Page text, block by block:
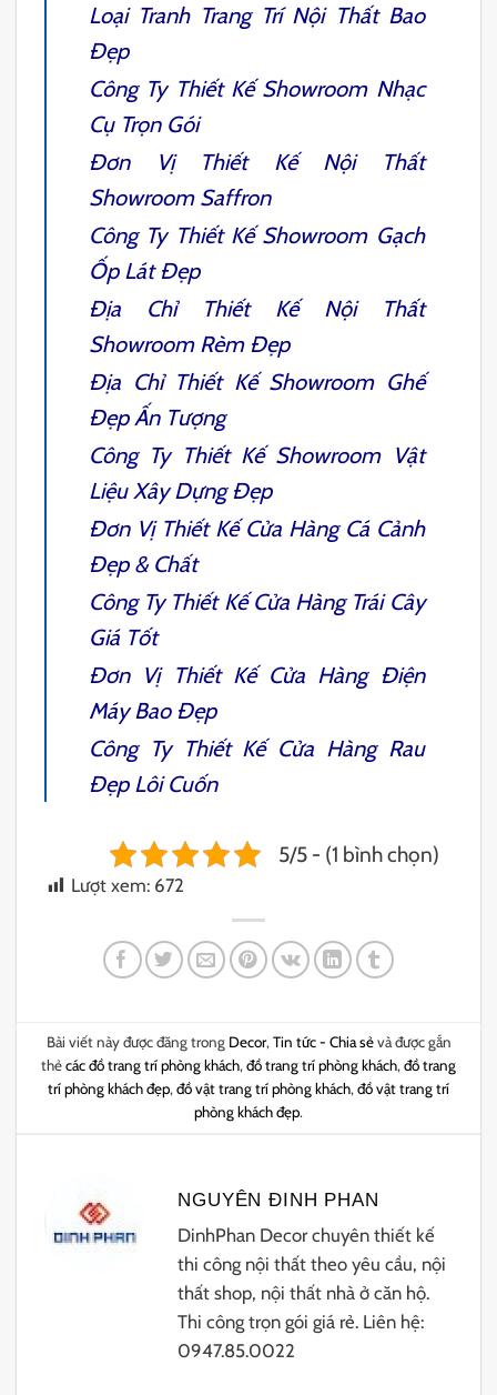
Loại Tranh Trang Trí Nội ThấtBao
Đẹp
Công Ty Thiết Kế Showroom Nhạc
CụTrọn Gói
Đơn Vị
Thiết Kế Nội Thất
Showroom Saffron
Công Ty Thiết Kế Showroom Gạch
Ốp LátĐẹp
Địa Chỉ
Thiết Kế Nội Thất
Showroom RèmĐẹp
Địa Chỉ Thiết Kế Showroom Ghế
Đẹp Ấn Tượng
Công Ty Thiết Kế Showroom Vật
Liệu Xây DựngĐẹp
Đơn Vị Thiết Kế Cửa Hàng Cá Cảnh
Đẹp & Chất
Công Ty Thiết Kế Cửa Hàng Trái Cây
Giá Tốt
Đơn Vị Thiết Kế Cửa Hàng Điện
MáyBao Đẹp
Công Ty Thiết Kế Cửa Hàng Rau
Đẹp Lôi Cuốn
5/5 - (1 bình chọn)
Lượt xem: 672
Bài viết này được đăng trong Decor, Tin tức - Chia sẻvà được gắn
thẻcác đồ trang trí phòng khách, đồ trang trí phòng khách, đồ trang
trí phòng khách đẹp, đồ vật trang trí phòng khách, đồ vật trang trí
phòng khách đẹp.
NGUYÊN ĐINH PHAN
DinhPhan Decor chuyên thiết kế
thi công nội thất theo yêu cầu, nội
thất shop, nội thất nhà ở căn hộ.
Thi công trọn gói giá rẻ. Liên hệ:
0947.85.0022